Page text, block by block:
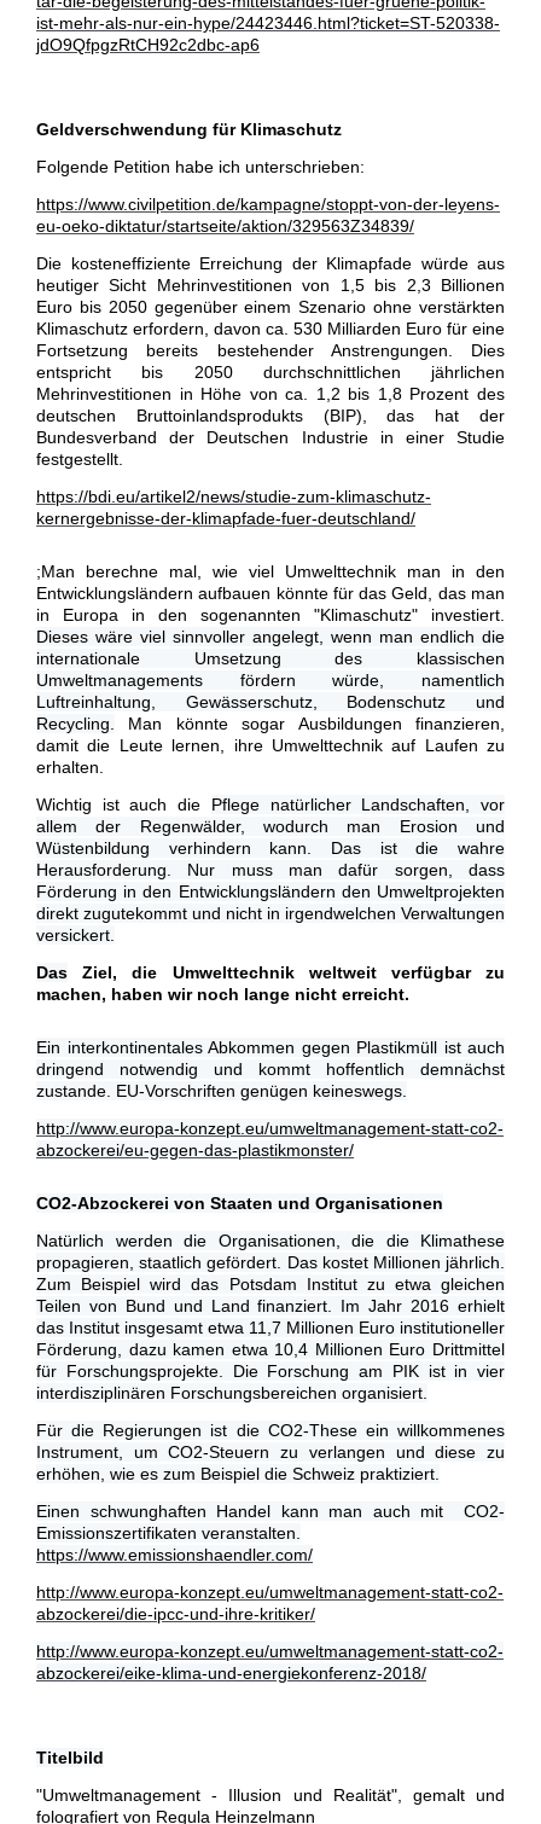
ist-mehr-als-nur-ein-hype/24423446.html?ticket=ST-520338-
jdO9QfpgzRtCH92c2dbc-ap6
Geldverschwendung für Klimaschutz
Folgende Petition habe ich unterschrieben:
https://www.civilpetition.de/kampagne/stoppt-von-der-leyens-
eu-oeko-diktatur/startseite/aktion/329563Z34839/
Die kosteneffiziente Erreichung der Klimapfade würde aus
heutiger Sicht Mehrinvestitionen von 1,5 bis 2,3 Billionen
Euro bis 2050 gegenüber einem Szenario ohne verstärkten
Klimaschutz erfordern, davon ca. 530 Milliarden Euro für eine
Fortsetzung bereits bestehender Anstrengungen. Dies
entspricht bis 2050 durchschnittlichen jährlichen
Mehrinvestitionen in Höhe von ca. 1,2 bis 1,8 Prozent des
deutschen Bruttoinlandsprodukts (BIP), das hat der
Bundesverband der Deutschen Industrie in einer Studie
festgestellt.
https://bdi.eu/artikel2/news/studie-zum-klimaschutz-
kernergebnisse-der-klimapfade-fuer-deutschland/
;Man berechne mal, wie viel Umwelttechnik man in den
Entwicklungsländern aufbauen könnte für das Geld, das man
in Europa in den sogenannten "Klimaschutz" investiert.
Dieses wäre viel sinnvoller angelegt, wenn man endlich die
internationale Umsetzung des klassischen
Umweltmanagements fördern würde, namentlich
Luftreinhaltung, Gewässerschutz, Bodenschutz und
Recycling.
Man könnte sogar Ausbildungen finanzieren,
damit die Leute lernen, ihre Umwelttechnik auf Laufen zu
erhalten.
Wichtig ist auch die Pflege natürlicher Landschaften, vor
allem der Regenwälder, wodurch man Erosion und
Wüstenbildung verhindern kann. Das ist die wahre
Herausforderung. Nur muss man dafür sorgen, dass
Förderung in den Entwicklungsländern den Umweltprojekten
direkt zugutekommt und nicht in irgendwelchen Verwaltungen
versickert.
Das
Ziel, die Umwelttechnik weltweit verfügbar zu
machen, haben wir noch lange nicht erreicht.
Ein interkontinentales Abkommen gegen Plastikmüll ist auch
dringend notwendig und kommt hoffentlich demnächst
zustande. EU-Vorschriften genügen keineswegs.
http://www.europa-konzept.eu/umweltmanagement-statt-co2-
abzockerei/eu-gegen-das-plastikmonster/
CO2-Abzockerei von Staaten und Organisationen
Natürlich werden die Organisationen, die die Klimathese
propagieren, staatlich gefördert. Das kostet Millionen jährlich.
Zum Beispiel wird das Potsdam Institut zu etwa gleichen
Teilen von Bund und Land finanziert. Im Jahr 2016 erhielt
das Institut insgesamt etwa 11,7 Millionen Euro institutioneller
Förderung, dazu kamen etwa 10,4 Millionen Euro Drittmittel
für Forschungsprojekte. Die Forschung am PIK ist in vier
interdisziplinären Forschungsbereichen organisiert.
Für die Regierungen ist die CO2-These ein willkommenes
Instrument, um CO2-Steuern zu verlangen und diese zu
erhöhen, wie es zum Beispiel die Schweiz praktiziert.
Einen schwunghaften Handel kann man auch mit CO2-
Emissionszertifikaten veranstalten.
https://www.emissionshaendler.com/
http://www.europa-konzept.eu/umweltmanagement-statt-co2-
abzockerei/die-ipcc-und-ihre-kritiker/
http://www.europa-konzept.eu/umweltmanagement-statt-co2-
abzockerei/eike-klima-und-energiekonferenz-2018/
Titelbild
"Umweltmanagement - Illusion und Realität", gemalt und
folografiert von Regula Heinzelmann